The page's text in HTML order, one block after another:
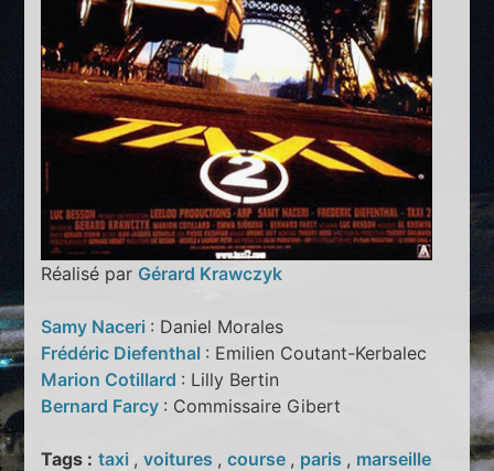
Réalisé par Gérard Krawczyk
Samy Naceri : Daniel Morales
Frédéric Diefenthal : Emilien Coutant-Kerbalec
Marion Cotillard : Lilly Bertin
Bernard Farcy : Commissaire Gibert
Tags : taxi ,voitures ,course , paris , marseille